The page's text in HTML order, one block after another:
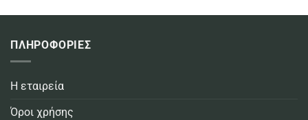
ΠΛΗΡΟΦΟΡΙΕΣ
Η εταιρεία
Όροι χρήσης